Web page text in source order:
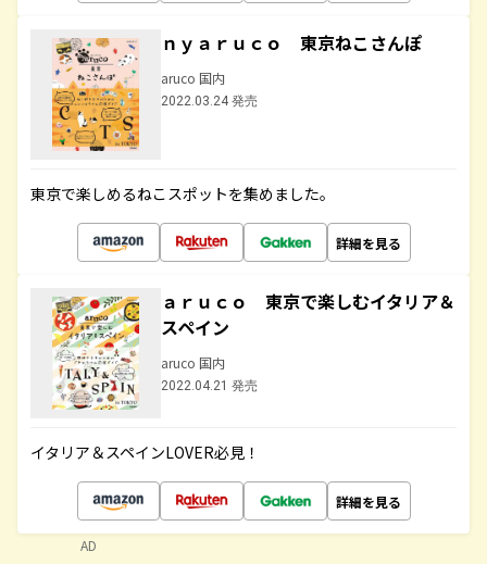
ｎｙａｒｕｃｏ 東京ねこさんぽ
aruco 国内
2022.03.24 発売
東京で楽しめるねこスポットを集めました。
詳細を見る
ａｒｕｃｏ 東京で楽しむイタリア＆
スペイン
aruco 国内
2022.04.21 発売
イタリア＆スペインLOVER必見！
詳細を見る
AD